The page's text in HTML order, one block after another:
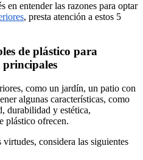
en entender las razones para optar
, presta atención a estos 5
de plástico para
principales
como un jardín, un patio con
algunas características, como
durabilidad y estética,
plástico ofrecen.
virtudes, considera las siguientes